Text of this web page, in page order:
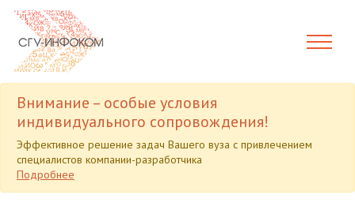
Внимание – особые условия
индивидуального сопровождения!
Эффективное решение задач Вашего вуза с привлечением
специалистов компании-разработчика
Подробнее